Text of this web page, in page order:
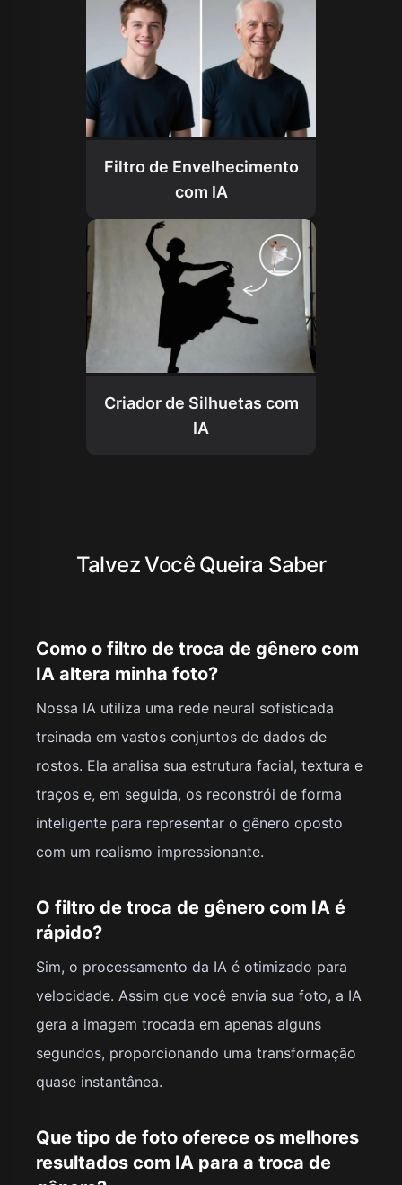
Filtro de Envelhecimento
com IA
Criador de Silhuetas com
IA
Talvez Você Queira Saber
Como o filtro de troca de gênero com
IA altera minha foto?
Nossa IA utiliza uma rede neural sofisticada
treinada em vastos conjuntos de dados de
rostos. Ela analisa sua estrutura facial, textura e
traços e, em seguida, os reconstrói de forma
inteligente para representar o gênero oposto
com um realismo impressionante.
O filtro de troca de gênero com IA é
rápido?
Sim, o processamento da IA é otimizado para
velocidade. Assim que você envia sua foto, a IA
gera a imagem trocada em apenas alguns
segundos, proporcionando uma transformação
quase instantânea.
Que tipo de foto oferece os melhores
resultados com IA para a troca de